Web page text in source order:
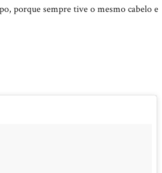
porque sempre tive o mesmo cabelo e